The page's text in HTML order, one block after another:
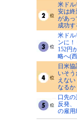
米ドル
安は終
があっ
成功
米ドル
ンに
152円
略へ(
日米
いそ
えな
なるか
口先
反発
の雇用